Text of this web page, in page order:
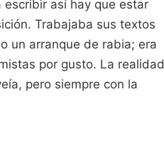
escribir así hay que estar
Trabajaba sus textos
un arranque de rabia; era
por gusto. La realidad
pero siempre con la